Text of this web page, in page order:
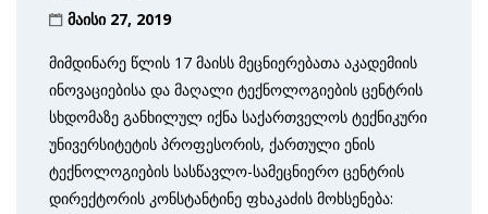
მაისი 27, 2019
მიმდინარე წლის 17 მაისს მეცნიერებათა აკადემიის
ინოვაციებისა და მაღალი ტექნოლოგიების ცენტრის
სხდომაზე განხილულ იქნა საქართველოს ტექნიკური
უნივერსიტეტის პროფესორის, ქართული ენის
ტექნოლოგიების სასწავლო-სამეცნიერო ცენტრის
დირექტორის კონსტანტინე ფხაკაძის მოხსენება: